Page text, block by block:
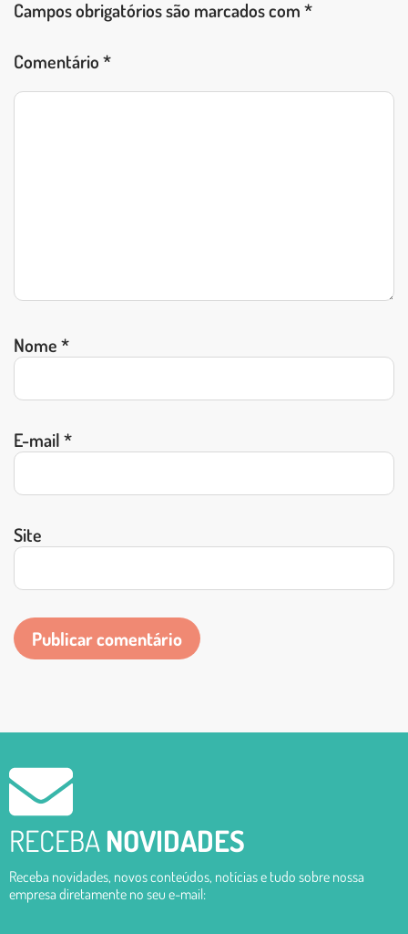
Campos obrigatórios são marcados com*
Comentário*
Nome*
E-mail*
Site
RECEBANOVIDADES
Receba novidades, novos conteúdos, notícias e tudo sobre nossa
empresa diretamente no seu e-mail: